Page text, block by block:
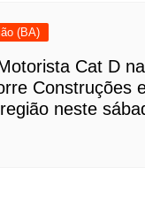
(BA)
Cat D na
Construções
neste